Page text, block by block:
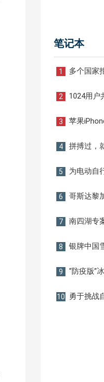
笔记本
1
多个国家
2
1024用户
3
苹果
4 拼搏过，
5 为电动自
6 哥斯达黎
7 南四湖专
8 银牌中国
9 “防疫版”
10 勇于挑战